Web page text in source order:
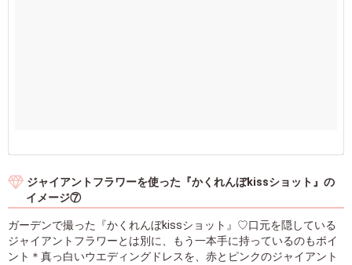
ジャイアントフラワーを使った『かくれんぼkissショット』の
イメージ⑦
ガーデンで撮った『かくれんぼkissショット』♡口元を隠している
ジャイアントフラワーとは別に、もう一本手に持っているのもポイ
ント＊真っ白いウエディングドレスを、赤とピンクのジャイアント